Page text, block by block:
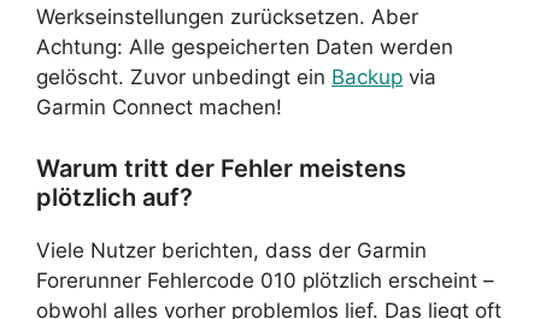
Werkseinstellungen zurücksetzen. Aber
Achtung: Alle gespeicherten Daten werden
gelöscht. Zuvor unbedingt ein Backup via
Garmin Connect machen!
Warum tritt der Fehler meistens
plötzlich auf?
Viele Nutzer berichten, dass der Garmin
Forerunner Fehlercode 010 plötzlich erscheint –
obwohl alles vorher problemlos lief. Das liegt oft